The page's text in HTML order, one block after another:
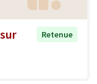
Retenue